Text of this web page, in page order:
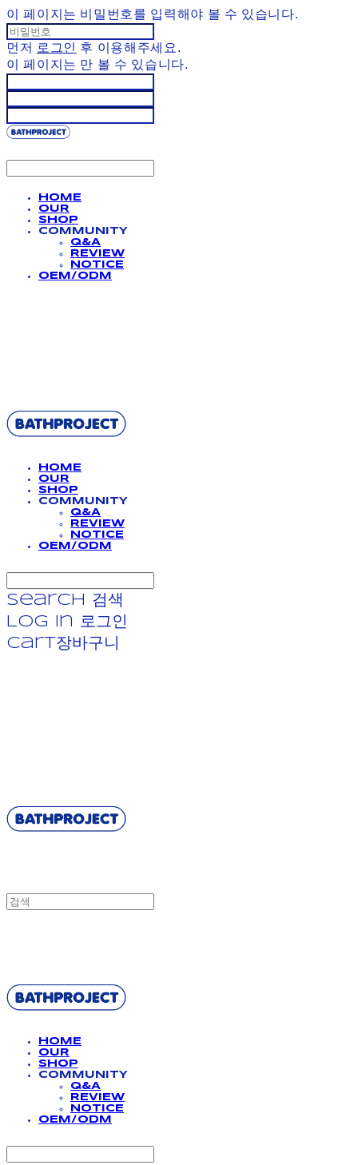
이 페이지는 비밀번호를 입력해야 볼 수 있습니다.
먼저 로그인 후 이용해주세요.
이 페이지는 만 볼 수 있습니다.
HOME
OUR
SHOP
COMMUNITY
Q&A
REVIEW
NOTICE
OEM/ODM
HOME
OUR
SHOP
COMMUNITY
Q&A
REVIEW
NOTICE
OEM/ODM
Search
검색
Log In
로그인
Cart장바구니
HOME
OUR
SHOP
COMMUNITY
Q&A
REVIEW
NOTICE
OEM/ODM